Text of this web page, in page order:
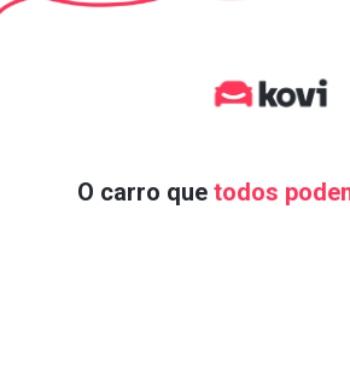
O carro que todos